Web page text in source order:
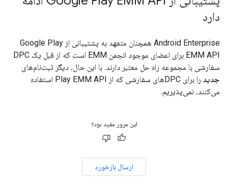
دارد
Android Enterprise همچنان متعهد به پشتیبانی از Google Play
EMM API برای اعضای موجود انجمن EMM است که از قبل یک DPC
سفارشی با مجموعه راه حل معتبر دارند. با این حال، دیگر ثبت‌نام‌های
جدید
را برای DPC‌های سفارشی که از Play EMM API استفاده
می‌کنند، نمی‌پذیریم.
این مرور مفید بود؟
ارسال بازخورد